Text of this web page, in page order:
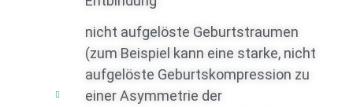
nicht aufgelöste Geburtstraumen
(zum Beispiel kann eine starke, nicht
aufgelöste Geburtskompression zu
einer Asymmetrie der